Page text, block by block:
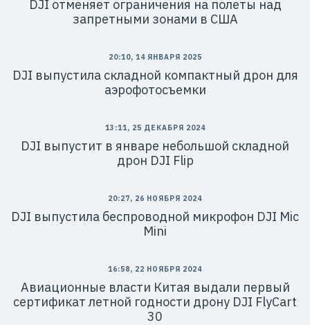
DJI отменяет ограничения на полеты над
запретными зонами в США
20:10, 14 ЯНВАРЯ 2025
DJI выпустила складной компактный дрон для
аэрофотосъемки
13:11, 25 ДЕКАБРЯ 2024
DJI выпустит в январе небольшой складной
дрон DJI Flip
20:27, 26 НОЯБРЯ 2024
DJI выпустила беспроводной микрофон DJI Mic
Mini
16:58, 22 НОЯБРЯ 2024
Авиационные власти Китая выдали первый
сертификат летной годности дрону DJI FlyCart
30